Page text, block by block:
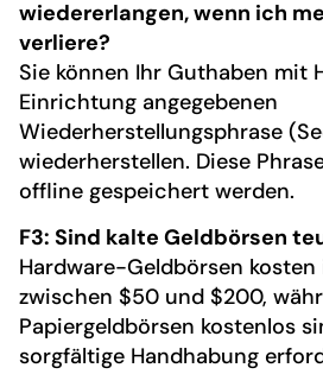
wiedererlangen, wenn ich
verliere?
Sie können Ihr Guthaben mit
Einrichtung angegebenen
Wiederherstellungsphrase
wiederherstellen. Diese
offline gespeichert werden.
F3: Sind kalte Geldbörsen
Hardware-Geldbörsen kosten
zwischen $50 und $200,
Papiergeldbörsen kostenlos
sorgfältige Handhabung